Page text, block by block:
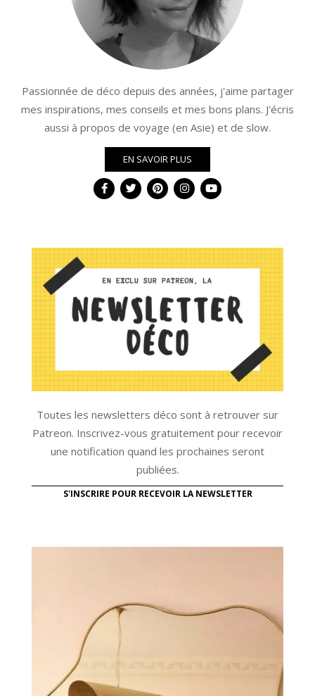
Passionnée de déco depuis des années, j'aime partager
mes inspirations, mes conseils et mes bons plans. J'écris
aussi à propos de voyage (en Asie) et de slow.
EN SAVOIR PLUS
Toutes les newsletters déco sont à retrouver sur
Patreon. Inscrivez-vous gratuitement pour recevoir
une notification quand les prochaines seront
publiées.
S'INSCRIRE POUR RECEVOIR LA NEWSLETTER